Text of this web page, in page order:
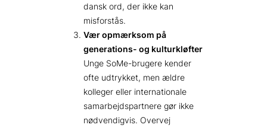
dansk ord, der ikke kan
misforstås.
Vær opmærksom på
generations- og kulturkløfter
Unge SoMe-brugere kender
ofte udtrykket, men ældre
kolleger eller internationale
samarbejdspartnere gør ikke
nødvendigvis. Overvej